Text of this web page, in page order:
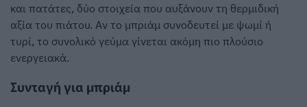
και πατάτες, δύο στοιχεία που αυξάνουν τη θερμιδική
αξία του πιάτου. Αν το μπριάμ συνοδευτεί με ψωμί ή
τυρί, το συνολικό γεύμα γίνεται ακόμη πιο πλούσιο
ενεργειακά.
Συνταγή για μπριάμ